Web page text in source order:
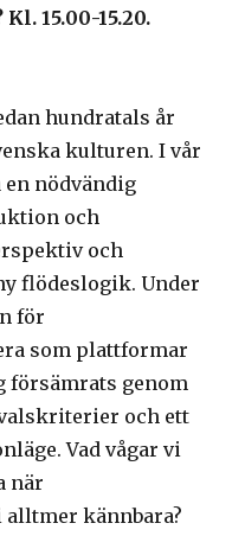
15.00-15.20.
hundratals år
kulturen. I vår
nödvändig
och
och
flödeslogik. Under
för
som plattformar
genom
och ett
Vad vågar vi
när
kännbara?